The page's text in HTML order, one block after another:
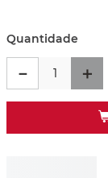
Quantidade
＋
－